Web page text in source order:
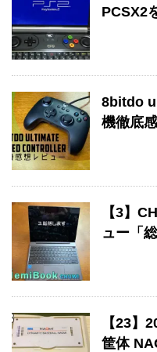
PCSX2
8bitdo
機徹底
【3】
ュー「
【23】
筐体